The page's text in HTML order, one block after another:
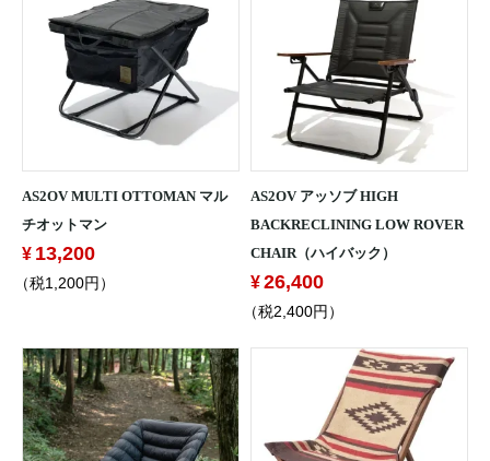
AS2OV MULTI OTTOMAN マル
チオットマン
13,200
（税1,200円）
AS2OV アッソブ HIGH
BACKRECLINING LOW ROVER
CHAIR（ハイバック）
26,400
（税2,400円）